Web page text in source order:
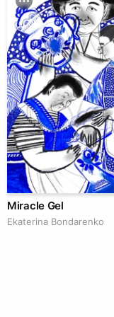
Miracle Gel
Ekaterina Bondarenko